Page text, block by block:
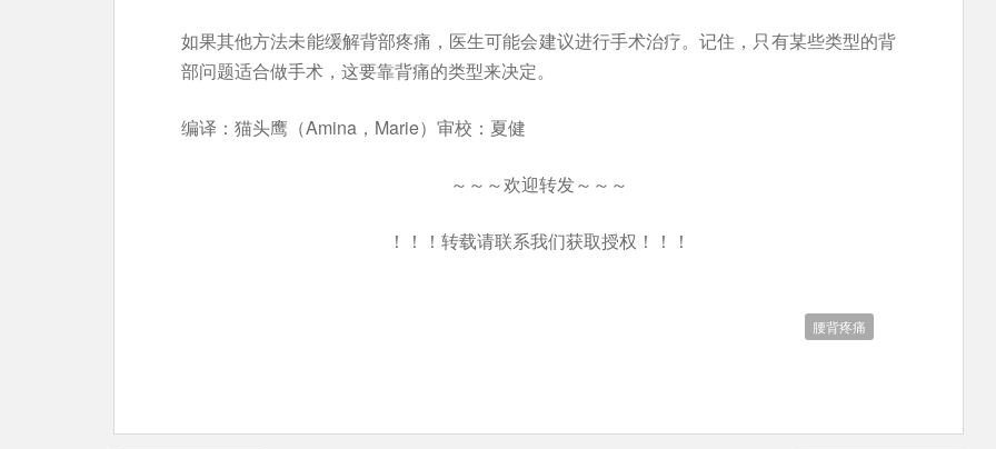
如果其他方法未能缓解背部疼痛，医生可能会建议进行手术治疗。记住，只有某些类型的背
部问题适合做手术，这要靠背痛的类型来决定。
编译：猫头鹰（Amina，Marie）审校：夏健
～～～欢迎转发～～～
！！！转载请联系我们获取授权！！！
腰背疼痛